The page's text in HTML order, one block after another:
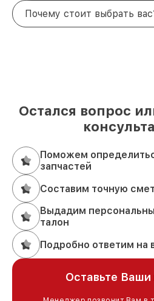
Почему стоит выбрать
Остался вопрос
Поможем
запчастей
Составим точную
Выдадим
талон
Подробно ответим на
Оставьте Ваши